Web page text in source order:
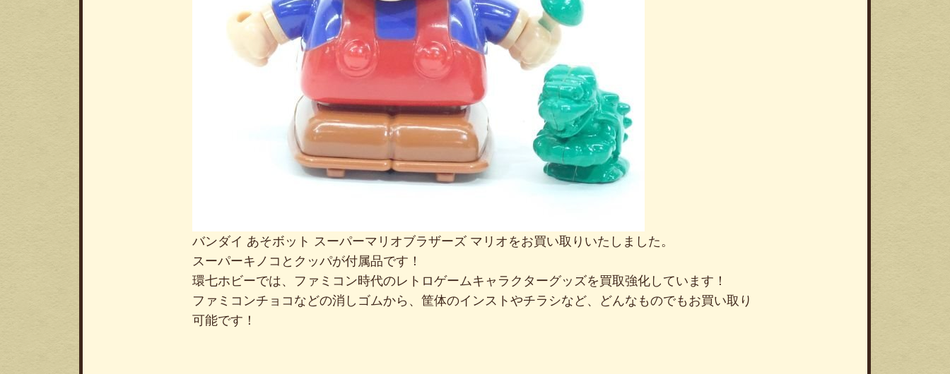
バンダイ あそボット スーパーマリオブラザーズ マリオをお買い取りいたしました。
スーパーキノコとクッパが付属品です！
環七ホビーでは、ファミコン時代のレトロゲームキャラクターグッズを買取強化しています！
ファミコンチョコなどの消しゴムから、筐体のインストやチラシなど、どんなものでもお買い取り
可能です！